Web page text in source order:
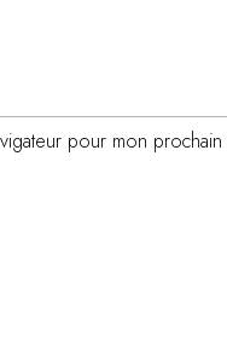
pour mon prochain